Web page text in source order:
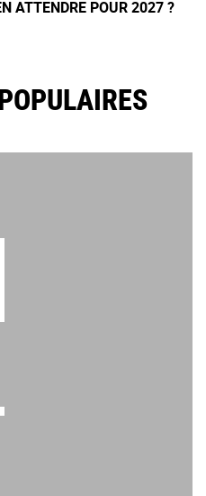
ATTENDRE POUR 2027 ?